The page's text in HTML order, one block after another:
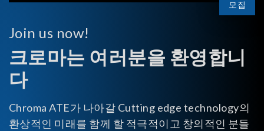
모집
Join us now!
크로마는 여러분을 환영합니
다
Chroma ATE가 나아갈 Cutting edge technology의
환상적인 미래를 함께 할 적극적이고 창의적인 분들